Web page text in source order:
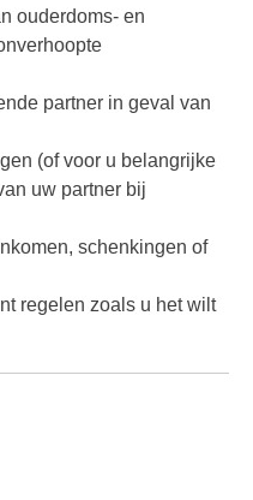
ouderdoms- en
partner in geval van
(of voor u belangrijke
uw partner bij
schenkingen of
regelen zoals u het wilt